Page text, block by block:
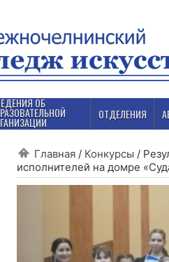
ОБ
ОТДЕЛЕНИЯ
Главная / Конкурсы /
исполнителей на домре